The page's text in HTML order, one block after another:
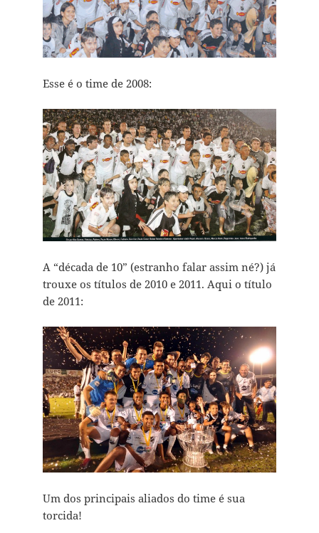
Esse é o time de 2008:
A “década de 10” (estranho falar assim né?) já
trouxe os títulos de 2010 e 2011. Aqui o título
de 2011:
Um dos principais aliados do time é sua
torcida!